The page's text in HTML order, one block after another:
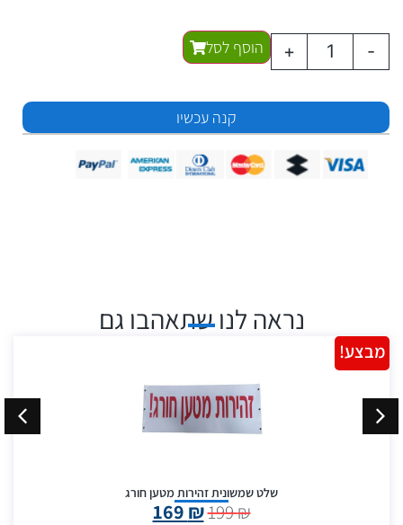
-
+ הוסף לסל
קנה עכשיו
נראה לנו שתאהבו גם
שלט שמשונית זהירות מטען חורג
199₪
169₪
מבצע!